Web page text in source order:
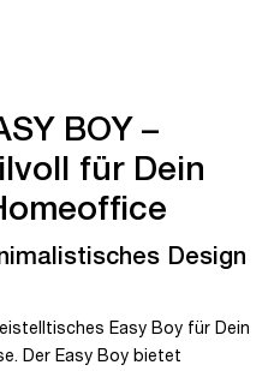
BOY –
für Dein
Design
Easy Boy für Dein
Der Easy Boy bietet